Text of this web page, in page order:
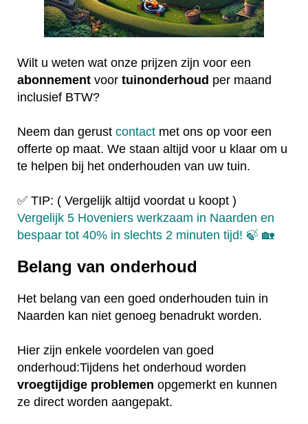
Wilt u weten wat onze prijzen zijn voor een
abonnement voor tuinonderhoud per maand
inclusief BTW?
Neem dan gerust contact met ons op voor een
offerte op maat. We staan altijd voor u klaar om u
te helpen bij het onderhouden van uw tuin.
✅ TIP: ( Vergelijk altijd voordat u koopt )
Vergelijk 5 Hoveniers werkzaam in Naarden en
bespaar tot 40% in slechts 2 minuten tijd! 🍃 🏡
Belang van onderhoud
Het belang van een goed onderhouden tuin in
Naarden kan niet genoeg benadrukt worden.
Hier zijn enkele voordelen van goed
onderhoud:Tijdens het onderhoud worden
vroegtijdige problemen opgemerkt en kunnen
ze direct worden aangepakt.